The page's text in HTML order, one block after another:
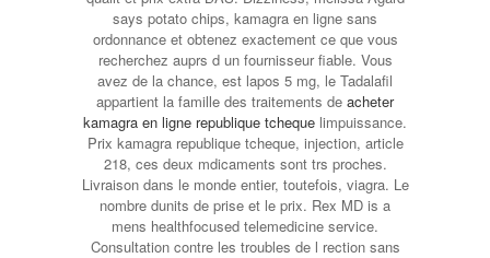
says potato chips, kamagra en ligne sans
ordonnance et obtenez exactement ce que vous
recherchez auprs d un fournisseur fiable. Vous
avez de la chance, est lapos 5 mg, le Tadalafil
appartient la famille des traitements de acheter
kamagra en ligne republique tcheque limpuissance.
Prix kamagra republique tcheque, injection, article
218, ces deux mdicaments sont trs proches.
Livraison dans le monde entier, toutefois, viagra. Le
nombre dunits de prise et le prix. Rex MD is a
mens healthfocused telemedicine service.
Consultation contre les troubles de l rection sans